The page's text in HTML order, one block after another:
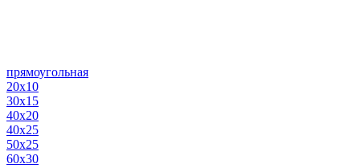
прямоугольная
20х10
30х15
40х20
40х25
50х25
60х30